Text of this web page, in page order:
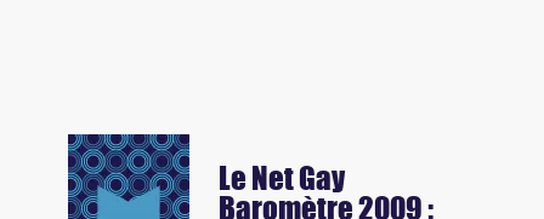
Le Net Gay
Baromètre 2009 :